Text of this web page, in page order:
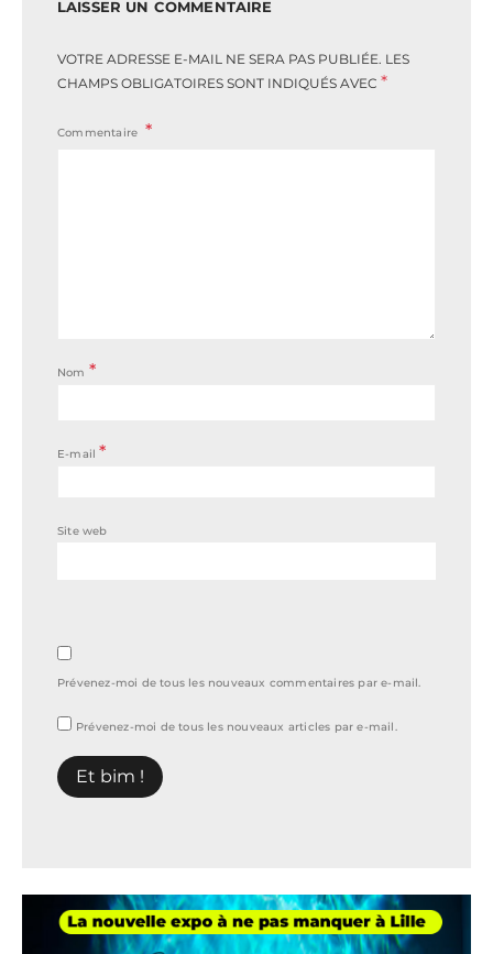
LAISSER UN COMMENTAIRE
VOTRE ADRESSE E-MAIL NE SERA PAS PUBLIÉE. LES
CHAMPS OBLIGATOIRES SONT INDIQUÉS AVEC *
Commentaire
Nom *
E-mail*
Site web
Prévenez-moi de tous les nouveaux commentaires par e-mail.
Prévenez-moi de tous les nouveaux articles par e-mail.